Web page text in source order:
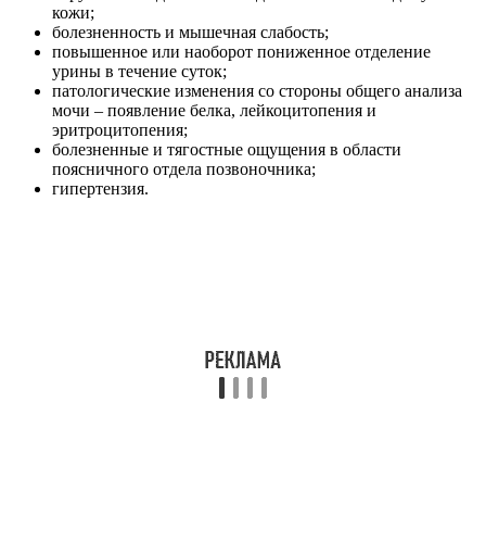
кожи;
болезненность и мышечная слабость;
повышенное или наоборот пониженное отделение
урины в течение суток;
патологические изменения со стороны общего анализа
мочи – появление белка, лейкоцитопения и
эритроцитопения;
болезненные и тягостные ощущения в области
поясничного отдела позвоночника;
гипертензия.